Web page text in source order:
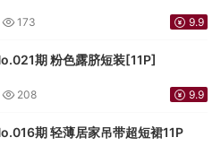
173 9.9
期 粉色露脐短装[11P]
208 9.9
期 轻薄居家吊带超短裙11P